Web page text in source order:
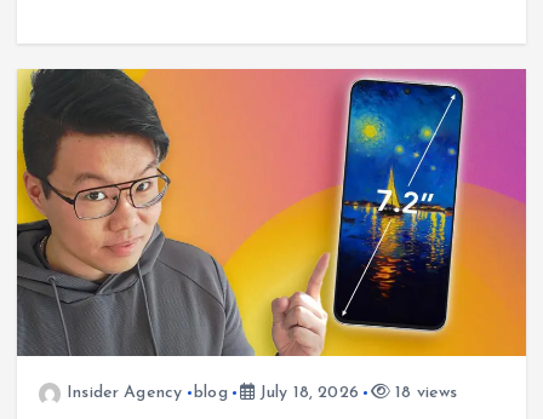
Insider Agency blog July 18, 2026 18 views